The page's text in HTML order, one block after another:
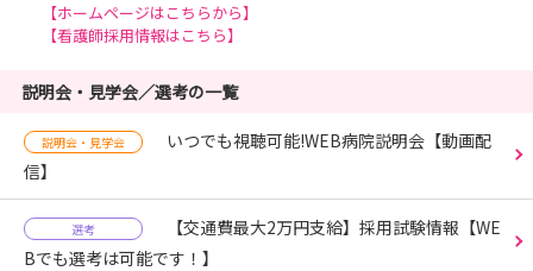
【ホームページはこちらから】
【看護師採用情報はこちら】
説明会・見学会／選考の一覧
説明会・見学会
いつでも視聴可能!WEB病院説明会【動画配
信】
選考
【交通費最大2万円支給】採用試験情報【WE
Bでも選考は可能です！】